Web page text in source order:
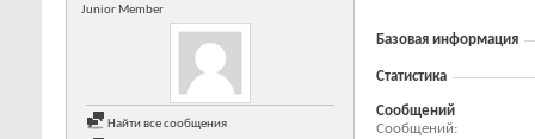
Junior Member
Найти все сообщения
Базовая информация
Статистика
Сообщений
Сообщений